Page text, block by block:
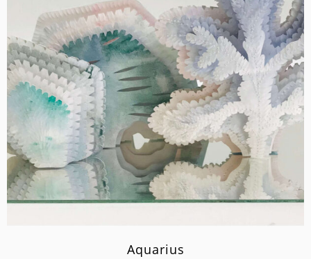
Aquarius